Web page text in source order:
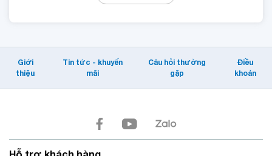
Giới
thiệu
Tin tức - khuyến
mãi
Câu hỏi thường
gặp
Điều
khoản